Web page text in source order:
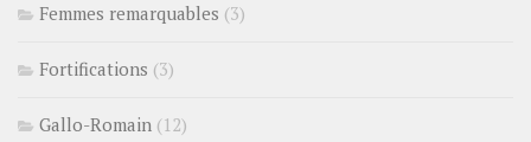
Femmes remarquables (3)
Fortifications (3)
Gallo-Romain (12)